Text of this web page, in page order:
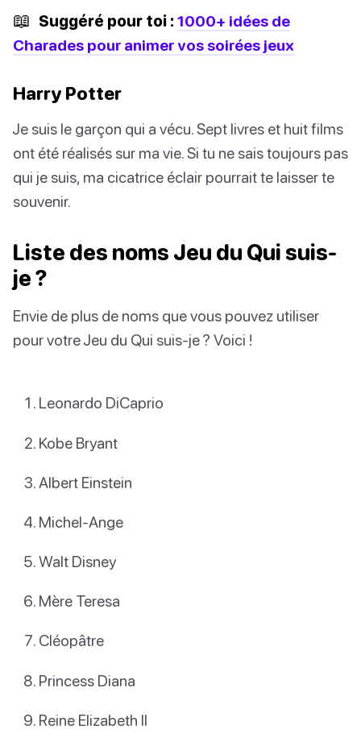
📖 Suggéré pour toi : 1000+ idées de
Charades pour animer vos soirées jeux
Harry Potter
Je suis le garçon qui a vécu. Sept livres et huit films
ont été réalisés sur ma vie. Si tu ne sais toujours pas
qui je suis, ma cicatrice éclair pourrait te laisser te
souvenir.
Liste des noms Jeu du Qui suis-
je ?
Envie de plus de noms que vous pouvez utiliser
pour votre Jeu du Qui suis-je ? Voici !
Leonardo DiCaprio
Kobe Bryant
Albert Einstein
Michel-Ange
Walt Disney
Mère Teresa
Cléopâtre
Princess Diana
Reine Elizabeth II